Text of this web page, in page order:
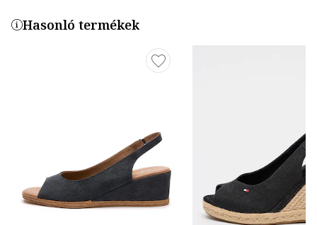
Hasonló termékek